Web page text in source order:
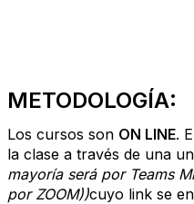
METODOLOGÍA:
Los cursos son ON LINE.
la clase a través de una
mayoría será por Teams
por ZOOM))cuyo link se